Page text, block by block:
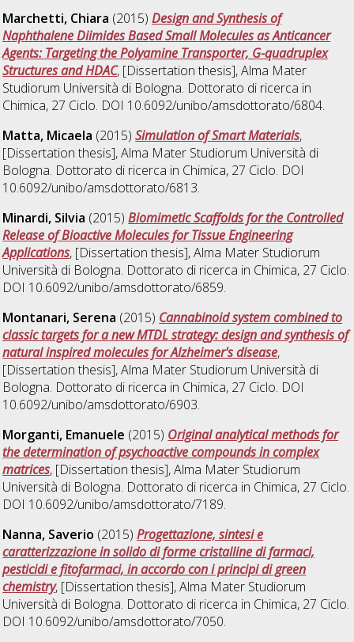
Marchetti, Chiara (2015)Design and Synthesis of
Naphthalene Diimides Based Small Molecules as Anticancer
Agents: Targeting the Polyamine Transporter, G-quadruplex
Structures and HDAC, [Dissertation thesis], Alma Mater
Studiorum Università di Bologna. Dottorato di ricerca in
Chimica, 27 Ciclo. DOI 10.6092/unibo/amsdottorato/6804.
Matta, Micaela (2015)Simulation of Smart Materials,
[Dissertation thesis], Alma Mater Studiorum Università di
Bologna. Dottorato di ricerca in Chimica, 27 Ciclo. DOI
10.6092/unibo/amsdottorato/6813.
Minardi, Silvia (2015)Biomimetic Scaffolds for the Controlled
Release of Bioactive Molecules for Tissue Engineering
Applications, [Dissertation thesis], Alma Mater Studiorum
Università di Bologna. Dottorato di ricerca in Chimica, 27 Ciclo.
DOI 10.6092/unibo/amsdottorato/6859.
Montanari, Serena (2015) Cannabinoid system combined to
classic targets for a new MTDL strategy: design and synthesis of
natural inspired molecules for Alzheimer's disease,
[Dissertation thesis], Alma Mater Studiorum Università di
Bologna. Dottorato di ricerca in Chimica, 27 Ciclo. DOI
10.6092/unibo/amsdottorato/6903.
Morganti, Emanuele (2015) Original analytical methods for
the determination of psychoactive compounds in complex
matrices, [Dissertation thesis], Alma Mater Studiorum
Università di Bologna. Dottorato di ricerca in Chimica, 27 Ciclo.
DOI 10.6092/unibo/amsdottorato/7189.
Nanna, Saverio (2015)Progettazione, sintesi e
caratterizzazione in solido di forme cristalline di farmaci,
pesticidi e fitofarmaci, in accordo con i principi di green
chemistry, [Dissertation thesis], Alma Mater Studiorum
Università di Bologna. Dottorato di ricerca in Chimica, 27 Ciclo.
DOI 10.6092/unibo/amsdottorato/7050.